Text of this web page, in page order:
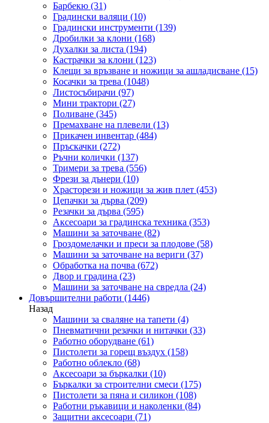
Барбекю (31)
Градински валяци (10)
Градински инструменти (139)
Дробилки за клони (168)
Духалки за листа (194)
Кастрачки за клони (123)
Клещи за връзване и ножици за ашладисване (15)
Косачки за трева (1048)
Листосъбирачи (97)
Мини трактори (27)
Поливане (345)
Премахване на плевели (13)
Прикачен инвентар (484)
Пръскачки (272)
Ръчни колички (137)
Тримери за трева (556)
Фрези за дънери (10)
Храсторези и ножици за жив плет (453)
Цепачки за дърва (209)
Резачки за дърва (595)
Аксесоари за градинска техника (353)
Машини за заточване (82)
Гроздомелачки и преси за плодове (58)
Машини за заточване на вериги (37)
Обработка на почва (672)
Двор и градина (23)
Машини за заточване на свредла (24)
Довършителни работи (1446)
Назад
Машини за сваляне на тапети (4)
Пневматични резачки и нитачки (33)
Работно оборудване (61)
Пистолети за горещ въздух (158)
Работно облекло (68)
Аксесоари за бъркалки (10)
Бъркалки за строителни смеси (175)
Пистолети за пяна и силикон (108)
Работни ръкавици и наколенки (84)
Защитни аксесоари (71)